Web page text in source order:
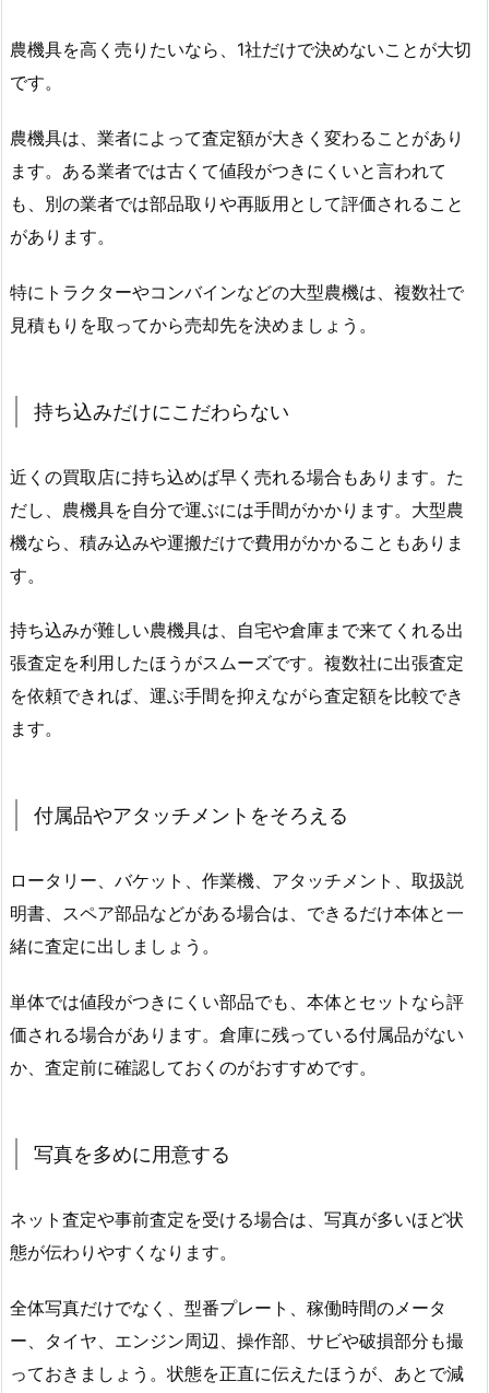
農機具を高く売りたいなら、1社だけで決めないことが大切
です。
農機具は、業者によって査定額が大きく変わることがあり
ます。ある業者では古くて値段がつきにくいと言われて
も、別の業者では部品取りや再販用として評価されること
があります。
特にトラクターやコンバインなどの大型農機は、複数社で
見積もりを取ってから売却先を決めましょう。
持ち込みだけにこだわらない
近くの買取店に持ち込めば早く売れる場合もあります。た
だし、農機具を自分で運ぶには手間がかかります。大型農
機なら、積み込みや運搬だけで費用がかかることもありま
す。
持ち込みが難しい農機具は、自宅や倉庫まで来てくれる出
張査定を利用したほうがスムーズです。複数社に出張査定
を依頼できれば、運ぶ手間を抑えながら査定額を比較でき
ます。
付属品やアタッチメントをそろえる
ロータリー、バケット、作業機、アタッチメント、取扱説
明書、スペア部品などがある場合は、できるだけ本体と一
緒に査定に出しましょう。
単体では値段がつきにくい部品でも、本体とセットなら評
価される場合があります。倉庫に残っている付属品がない
か、査定前に確認しておくのがおすすめです。
写真を多めに用意する
ネット査定や事前査定を受ける場合は、写真が多いほど状
態が伝わりやすくなります。
全体写真だけでなく、型番プレート、稼働時間のメータ
ー、タイヤ、エンジン周辺、操作部、サビや破損部分も撮
っておきましょう。状態を正直に伝えたほうが、あとで減